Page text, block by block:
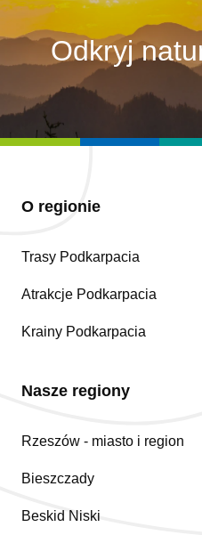
Odkryj
O regionie
Trasy Podkarpacia
Atrakcje Podkarpacia
Krainy Podkarpacia
Nasze regiony
Rzeszów - miasto i region
Bieszczady
Beskid Niski